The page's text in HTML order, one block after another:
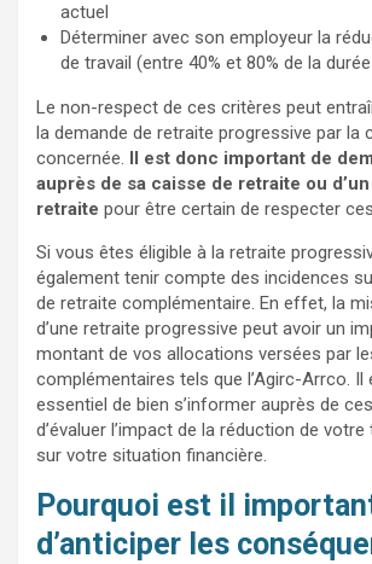
actuel
Déterminer avec son employeur la
de travail (entre 40% et 80% de la
Le non-respect de ces critères peut
la demande de retraite progressive par la
concernée.
Il est donc important de
auprès de sa caisse de retraite ou
retraite pour être certain de respecter
Si vous êtes éligible à la retraite
également tenir compte des incidences
de retraite complémentaire. En effet, la
d’une retraite progressive peut avoir un
montant de vos allocations versées par
complémentaires tels que l’Agirc-Arrco. Il
essentiel de bien s’informer auprès de
d’évaluer l’impact de la réduction de votre
sur votre situation financière.
Pourquoi est il
d’anticiper les